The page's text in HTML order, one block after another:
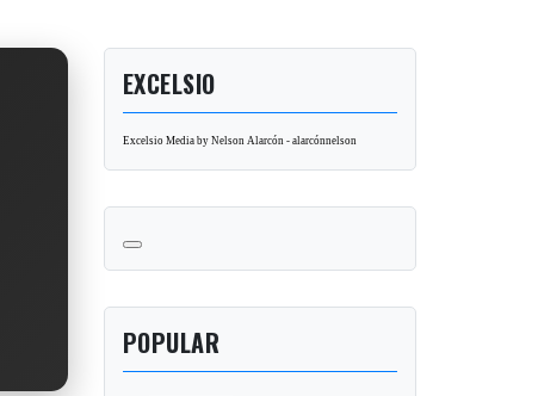
EXCELSIO
Excelsio Media by Nelson Alarcón - alarcónnelson
POPULAR